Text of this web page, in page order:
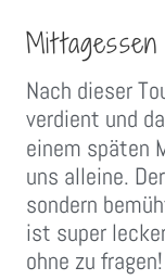
Nach dieser
verdient und
einem späten
uns alleine.
sondern
ist super
ohne zu fragen!